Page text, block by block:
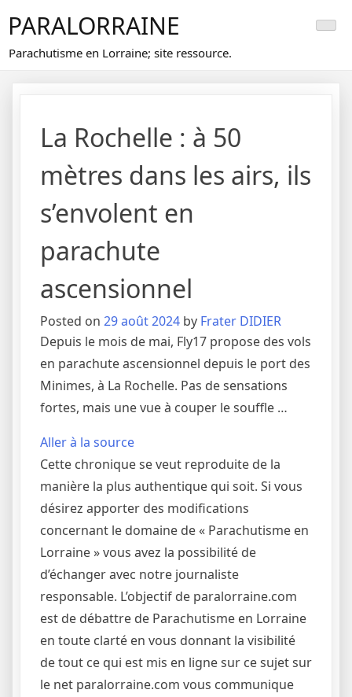
content
PARALORRAINE
Parachutisme en Lorraine; site ressource.
La Rochelle : à 50
mètres dans les airs, ils
s’envolent en
parachute
ascensionnel
Posted on 29 août 2024 by Frater DIDIER
Depuis le mois de mai, Fly17 propose des vols
en parachute ascensionnel depuis le port des
Minimes, à La Rochelle. Pas de sensations
fortes, mais une vue à couper le souffle …
Aller à la source
Cette chronique se veut reproduite de la
manière la plus authentique qui soit. Si vous
désirez apporter des modifications
concernant le domaine de « Parachutisme en
Lorraine » vous avez la possibilité de
d’échanger avec notre journaliste
responsable. L’objectif de paralorraine.com
est de débattre de Parachutisme en Lorraine
en toute clarté en vous donnant la visibilité
de tout ce qui est mis en ligne sur ce sujet sur
le net paralorraine.com vous communique